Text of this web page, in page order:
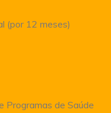
(por 12 meses)
Programas de Saúde